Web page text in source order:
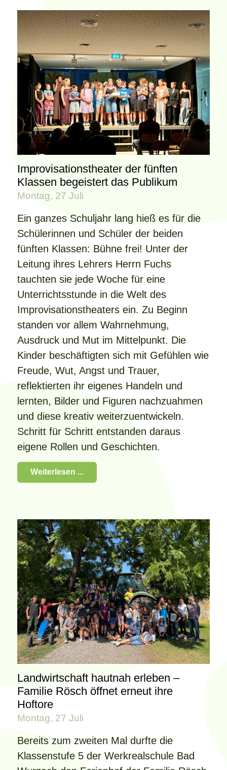
Improvisationstheater der fünften
Klassen begeistert das Publikum
Montag, 27 Juli
Ein ganzes Schuljahr lang hieß es für die
Schülerinnen und Schüler der beiden
fünften Klassen: Bühne frei! Unter der
Leitung ihres Lehrers Herrn Fuchs
tauchten sie jede Woche für eine
Unterrichtsstunde in die Welt des
Improvisationstheaters ein. Zu Beginn
standen vor allem Wahrnehmung,
Ausdruck und Mut im Mittelpunkt. Die
Kinder beschäftigten sich mit Gefühlen wie
Freude, Wut, Angst und Trauer,
reflektierten ihr eigenes Handeln und
lernten, Bilder und Figuren nachzuahmen
und diese kreativ weiterzuentwickeln.
Schritt für Schritt entstanden daraus
eigene Rollen und Geschichten.
Weiterlesen ...
Landwirtschaft hautnah erleben –
Familie Rösch öffnet erneut ihre
Hoftore
Montag, 27 Juli
Bereits zum zweiten Mal durfte die
Klassenstufe 5 der Werkrealschule Bad